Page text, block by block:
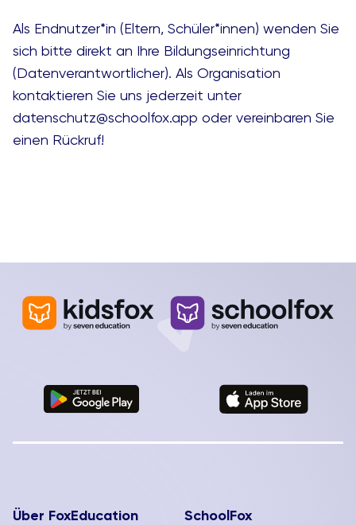
Als Endnutzer*in (Eltern, Schüler*innen) wenden Sie
sich bitte direkt an Ihre Bildungseinrichtung
(Datenverantwortlicher). Als Organisation
kontaktieren Sie uns jederzeit unter
datenschutz@schoolfox.app oder vereinbaren Sie
einen Rückruf!
Über FoxEducation SchoolFox